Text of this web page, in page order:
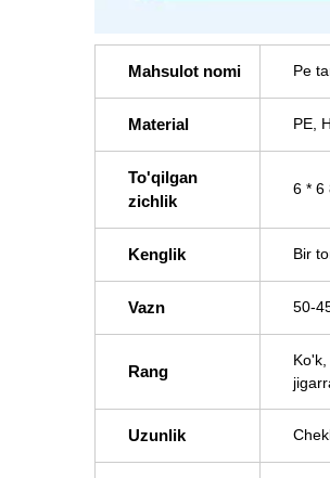
Mahsulot nomi Pe
Material PE,
To'qilgan
zichlik
6 * 6
Kenglik Bir
Vazn 50-
Rang
Uzunlik